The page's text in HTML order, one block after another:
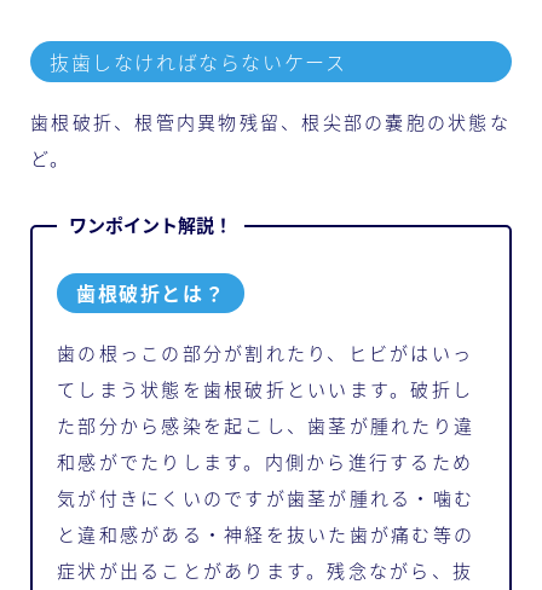
抜歯しなければならないケース
歯根破折、根管内異物残留、根尖部の嚢胞の状態な
ど。
歯根破折とは？
歯の根っこの部分が割れたり、ヒビがはいっ
てしまう状態を歯根破折といいます。破折し
た部分から感染を起こし、歯茎が腫れたり違
和感がでたりします。内側から進行するため
気が付きにくいのですが歯茎が腫れる・噛む
と違和感がある・神経を抜いた歯が痛む等の
症状が出ることがあります。残念ながら、抜